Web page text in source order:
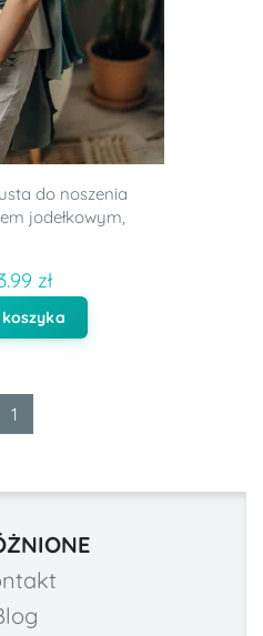
do noszenia
jodełkowym,
zł
1